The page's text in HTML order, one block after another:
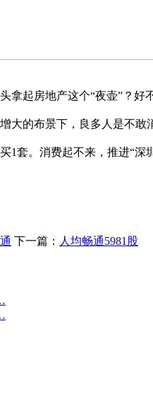
房地产这个“夜壶”？好
大的布景下，良多人是不
1套。消费起不来，推进“
下一篇： 人均畅通5981股